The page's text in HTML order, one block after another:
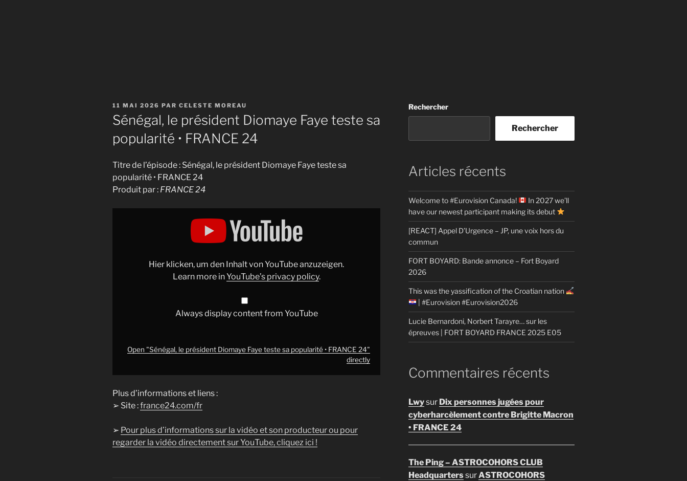
PUBLIÉ
LE
11 MAI 2026 PAR CELESTE MOREAU
Sénégal, le président Diomaye Faye teste sa
popularité • FRANCE 24
Titre de l’épisode : Sénégal, le président Diomaye Faye teste sa
popularité • FRANCE 24
Produit par : FRANCE 24
YouTube
Hier klicken, um den Inhalt von YouTube anzuzeigen.
Learn more inYouTube’s privacy policy.
Always display content from YouTube
Open "Sénégal, le président Diomaye Faye teste sa popularité • FRANCE 24"
directly
Plus d’informations et liens :
➢ Site :france24.com/fr
➢ Pour plus d’informations sur la vidéo et son producteur ou pour
regarder la vidéo directement sur YouTube, cliquez ici !
Rechercher
Rechercher
Articles récents
Welcome to #Eurovision Canada!
In 2027 we’ll
have our newest participant making its debut
[REACT] Appel D’Urgence – JP, une voix hors du
commun
FORT BOYARD: Bande annonce – Fort Boyard
2026
This was the yassification of the Croatian nation
| #Eurovision #Eurovision2026
Lucie Bernardoni, Norbert Tarayre… sur les
épreuves | FORT BOYARD FRANCE 2025 E05
Commentaires récents
Lwysur Dix personnes jugées pour
cyberharcèlement contre Brigitte Macron
• FRANCE 24
The Ping – ASTROCOHORS CLUB
HeadquarterssurASTROCOHORS